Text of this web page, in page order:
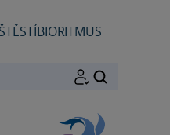
BIORITMUS